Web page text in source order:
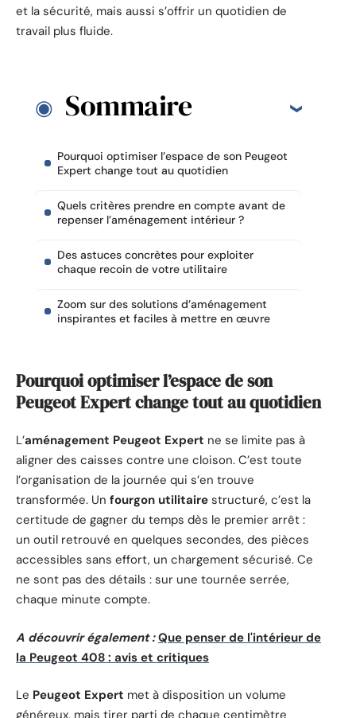
et la sécurité, mais aussi s’offrir un quotidien de
travail plus fluide.
Sommaire
Pourquoi optimiser l’espace de son Peugeot
Expert change tout au quotidien
Quels critères prendre en compte avant de
repenser l’aménagement intérieur ?
Des astuces concrètes pour exploiter
chaque recoin de votre utilitaire
Zoom sur des solutions d’aménagement
inspirantes et faciles à mettre en œuvre
Pourquoi optimiser l’espace de son
Peugeot Expert change tout au quotidien
L’aménagement Peugeot Expert ne se limite pas à
aligner des caisses contre une cloison. C’est toute
l’organisation de la journée qui s’en trouve
transformée. Un fourgon utilitaire structuré, c’est la
certitude de gagner du temps dès le premier arrêt :
un outil retrouvé en quelques secondes, des pièces
accessibles sans effort, un chargement sécurisé. Ce
ne sont pas des détails : sur une tournée serrée,
chaque minute compte.
A découvrir également : Que penser de l'intérieur de
la Peugeot 408 : avis et critiques
Le Peugeot Expert met à disposition un volume